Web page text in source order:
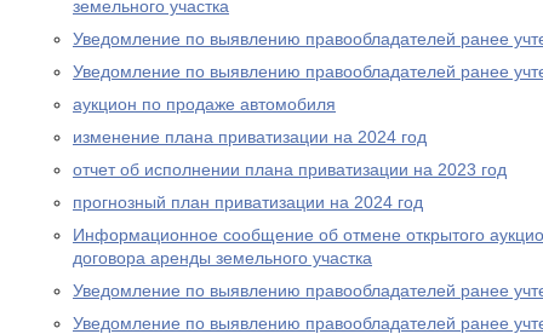
земельного участка
Уведомление по выявлению правообладателей ранее
Уведомление по выявлению правообладателей ранее
аукцион по продаже автомобиля
изменение плана приватизации на 2024 год
отчет об исполнении плана приватизации на 2023 год
прогнозный план приватизации на 2024 год
Информационное сообщение об отмене открытого
договора аренды земельного участка
Уведомление по выявлению правообладателей ранее
Уведомление по выявлению правообладателей ранее